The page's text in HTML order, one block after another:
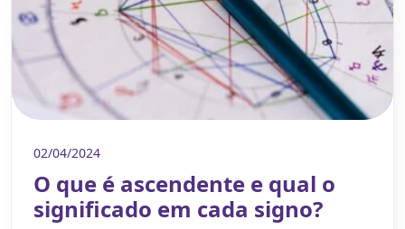
02/04/2024
O que é ascendente e qual o
significado em cada signo?